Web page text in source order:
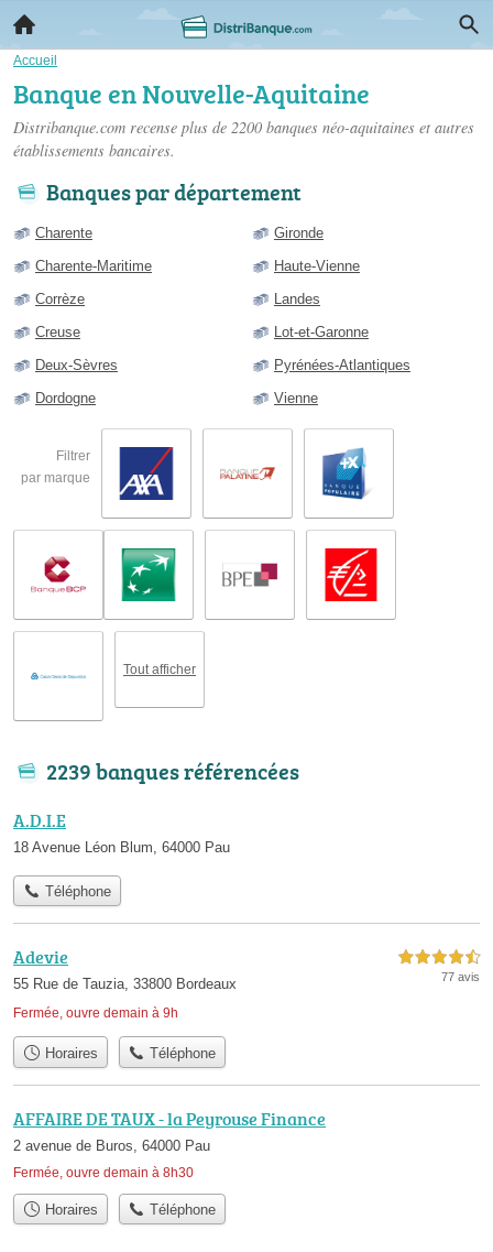
Accueil
Banque en Nouvelle-Aquitaine
Distribanque.com recense plus de 2200 banques néo-aquitaines et autres
établissements bancaires.
Banques par département
Charente
Charente-Maritime
Corrèze
Creuse
Deux-Sèvres
Dordogne
Gironde
Haute-Vienne
Landes
Lot-et-Garonne
Pyrénées-Atlantiques
Vienne
Filtrer
par marque
Tout afficher
2239 banques référencées
A.D.I.E
18 Avenue Léon Blum, 64000 Pau
Téléphone
Adevie
55 Rue de Tauzia, 33800 Bordeaux
Fermée, ouvre demain à 9h
4,5 étoiles sur 5
77 avis
Horaires Téléphone
AFFAIRE DE TAUX - la Peyrouse Finance
2 avenue de Buros, 64000 Pau
Fermée, ouvre demain à 8h30
Horaires Téléphone